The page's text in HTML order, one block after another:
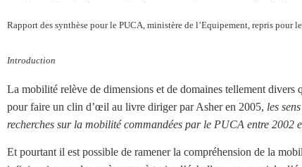
Rapport des synthèse pour le PUCA, ministère de l’Equipement, repris pour
Introduction
La mobilité relève de dimensions et de domaines tellement divers
pour faire un clin d’œil au livre diriger par Asher en 2005, les
recherches sur la mobilité commandées par le PUCA entre
Et pourtant il est possible de ramener la compréhension de la